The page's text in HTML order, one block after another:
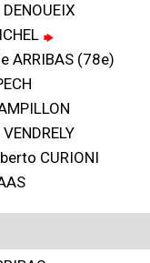
ARRIBAS (78e)
CURIONI